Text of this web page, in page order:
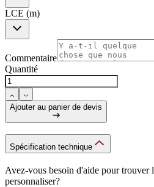
LCE (m)
Commentaire
Quantité
Ajouter au panier de devis
Spécification technique
Avez-vous besoin d'aide pour trouver
personnaliser?